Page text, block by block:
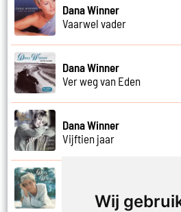
Wij
Dana Winner
Vaarwel vader
Dana Winner
Ver weg van Eden
Dana Winner
Vijftien jaar
Vleugels